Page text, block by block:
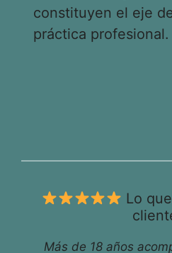
constituyen el eje
práctica profesional.
Lo
Más de 18 años